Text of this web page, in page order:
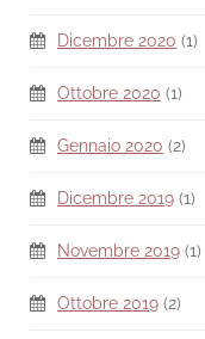
Dicembre 2020 (1)
Ottobre 2020 (1)
Gennaio 2020 (2)
Dicembre 2019 (1)
Novembre 2019 (1)
Ottobre 2019 (2)